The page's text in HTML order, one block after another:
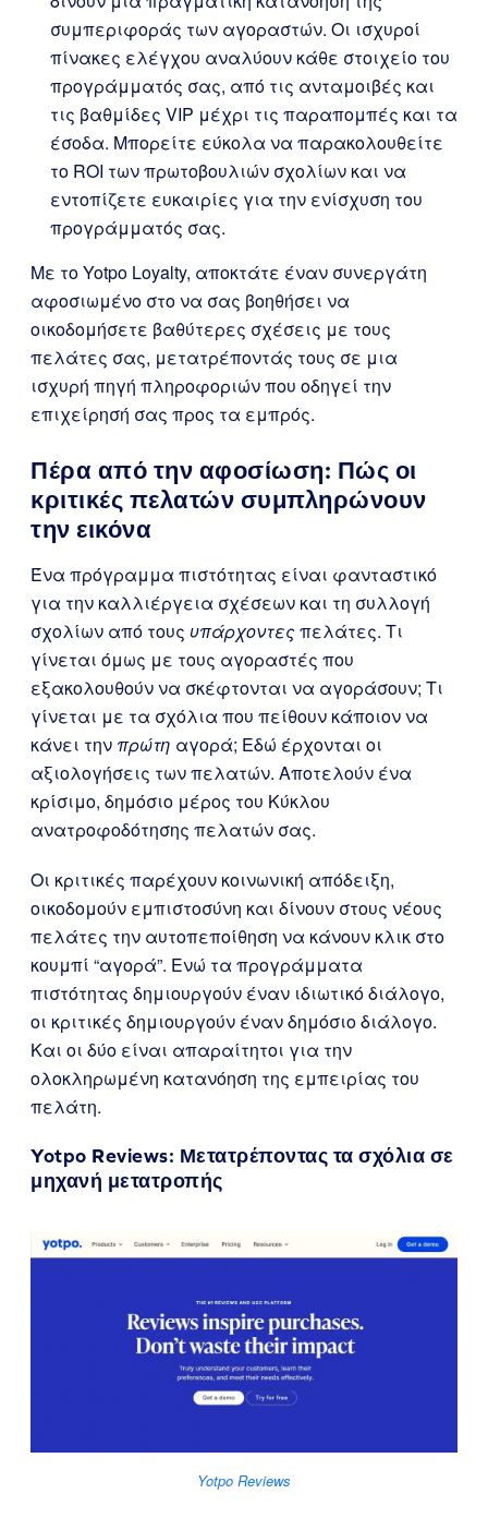
συμπεριφοράς των αγοραστών. Οι ισχυροί
πίνακες ελέγχου αναλύουν κάθε στοιχείο του
προγράμματός σας, από τις ανταμοιβές και
τις βαθμίδες VIP μέχρι τις παραπομπές και τα
έσοδα. Μπορείτε εύκολα να παρακολουθείτε
το ROI των πρωτοβουλιών σχολίων και να
εντοπίζετε ευκαιρίες για την ενίσχυση του
προγράμματός σας.
Με το Yotpo Loyalty, αποκτάτε έναν συνεργάτη
αφοσιωμένο στο να σας βοηθήσει να
οικοδομήσετε βαθύτερες σχέσεις με τους
πελάτες σας, μετατρέποντάς τους σε μια
ισχυρή πηγή πληροφοριών που οδηγεί την
επιχείρησή σας προς τα εμπρός.
Πέρα από την αφοσίωση: Πώς οι
κριτικές πελατών συμπληρώνουν
την εικόνα
Ένα πρόγραμμα πιστότητας είναι φανταστικό
για την καλλιέργεια σχέσεων και τη συλλογή
σχολίων από τους υπάρχοντεςπελάτες. Τι
γίνεται όμως με τους αγοραστές που
εξακολουθούν να σκέφτονται να αγοράσουν; Τι
γίνεται με τα σχόλια που πείθουν κάποιον να
κάνει την πρώτη αγορά; Εδώ έρχονται οι
αξιολογήσεις των πελατών. Αποτελούν ένα
κρίσιμο, δημόσιο μέρος του Κύκλου
ανατροφοδότησης πελατών σας.
Οι κριτικές παρέχουν κοινωνική απόδειξη,
οικοδομούν εμπιστοσύνη και δίνουν στους νέους
πελάτες την αυτοπεποίθηση να κάνουν κλικ στο
κουμπί “αγορά”. Ενώ τα προγράμματα
πιστότητας δημιουργούν έναν ιδιωτικό διάλογο,
οι κριτικές δημιουργούν έναν δημόσιο διάλογο.
Και οι δύο είναι απαραίτητοι για την
ολοκληρωμένη κατανόηση της εμπειρίας του
πελάτη.
Yotpo Reviews: Μετατρέποντας τα σχόλια σε
μηχανή μετατροπής
Yotpo Reviews